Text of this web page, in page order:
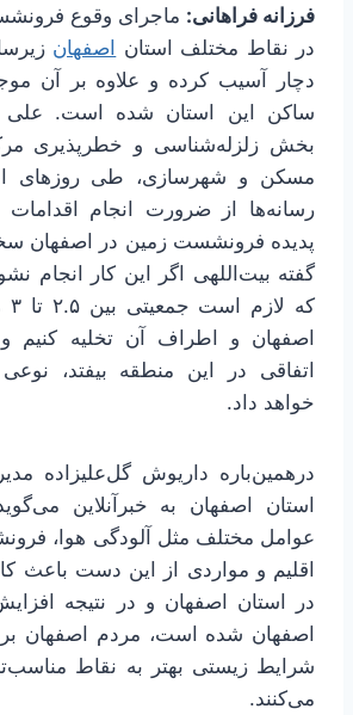
فرزانه فراهانی: ماجرای وقوع
در نقاط مختلف استان اصفهان
دچار آسیب کرده و علاوه بر آن
ساکن این استان شده است. علی
بخش زلزله‌شناسی و خطرپذیری
مسکن و شهرسازی، طی روزهای
رسانه‌ها از ضرورت انجام اقدامات
پدیده فرونشست زمین در اصفهان
گفته بیت‌اللهی اگر این کار انجام
که
اصفهان و اطراف آن تخلیه کنیم
اتفاقی در این منطقه بیفتد،
خواهد داد.
درهمین‌باره داریوش گل‌علیزاده
استان اصفهان به خبرآنلاین
عوامل مختلف مثل آلودگی هوا،
اقلیم و مواردی از این دست باعث
در استان اصفهان و در نتیجه
اصفهان شده است، مردم اصفهان
شرایط زیستی بهتر به نقاط
می‌کنند.